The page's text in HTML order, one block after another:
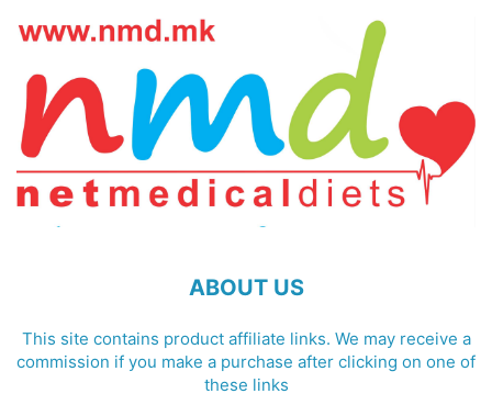
ABOUT US
This site contains product affiliate links. We may receive a
commission if you make a purchase after clicking on one of
these links